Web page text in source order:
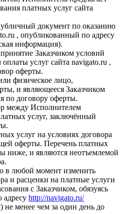
платных услуг сайта
документ по оказанию
, опубликованный по адресу
информация).
Заказчиком условий
услуг сайта navigato.ru ,
оферты.
физическое лицо,
и являющееся Заказчиком
по договору оферты.
между Исполнителем
услуг, заключённый
услуг на условиях договора
оферты. Перечень платных
ниже, и являются неотъемлемой
в любой момент изменить
и расценки на платные услуги
с Заказчиком, обязуясь
адресу http://navigato.ru/
менее чем за один день до